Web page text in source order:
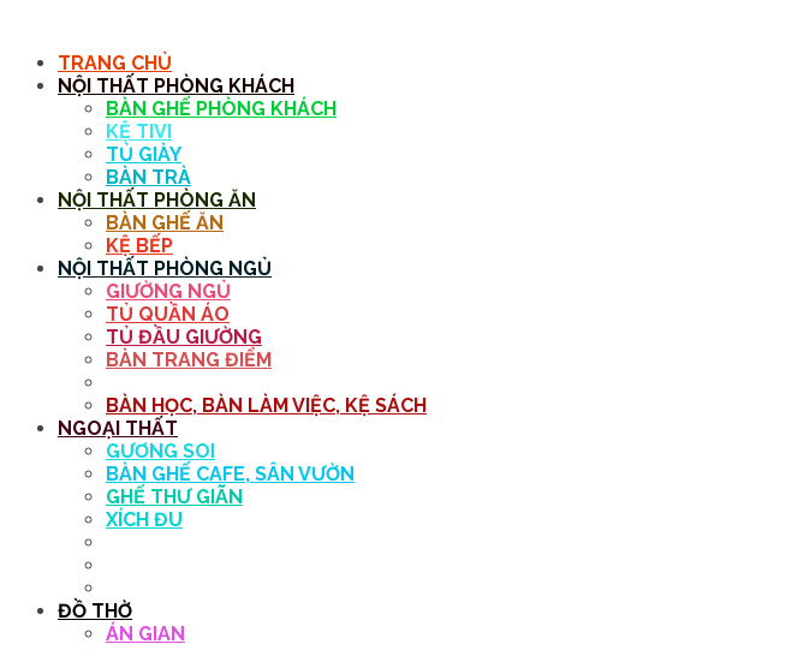
TRANG CHỦ
NỘI THẤT PHÒNG KHÁCH
BÀN GHẾ PHÒNG KHÁCH
KỆ TIVI
TỦ GIÀY
BÀN TRÀ
NỘI THẤT PHÒNG ĂN
BÀN GHẾ ĂN
KỆ BẾP
NỘI THẤT PHÒNG NGỦ
GIƯỜNG NGỦ
TỦ QUẦN ÁO
TỦ ĐẦU GIƯỜNG
BÀN TRANG ĐIỂM
BÀN HỌC, BÀN LÀM VIỆC, KỆ SÁCH
NGOẠI THẤT
GƯƠNG SOI
BÀN GHẾ CAFE, SÂN VƯỜN
GHẾ THƯ GIÃN
XÍCH ĐU
ĐỒ THỜ
ÁN GIAN